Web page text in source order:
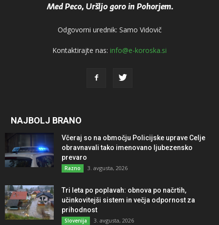
Odgovorni urednik: Samo Vidovič
Kontaktirajte nas: info@e-koroska.si
NAJBOLJ BRANO
Včeraj so na območju Policijske uprave Celje
obravnavali tako imenovano ljubezensko
prevaro
Razno 3. avgusta, 2026
Tri leta po poplavah: obnova po načrtih,
učinkovitejši sistem in večja odpornost za
prihodnost
Slovenija 3. avgusta, 2026